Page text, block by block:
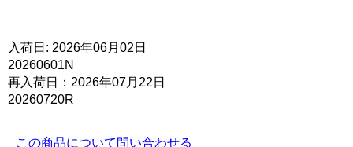
入荷日: 2026年06月02日
20260601N
再入荷日：2026年07月22日
20260720R
この商品について問い合わせる